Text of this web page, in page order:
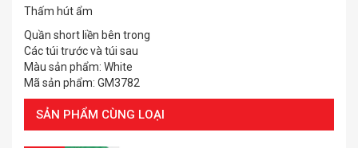
Thấm hút ẩm
Quần short liền bên trong
Các túi trước và túi sau
Màu sản phẩm: White
Mã sản phẩm: GM3782
SẢN PHẨM CÙNG LOẠI